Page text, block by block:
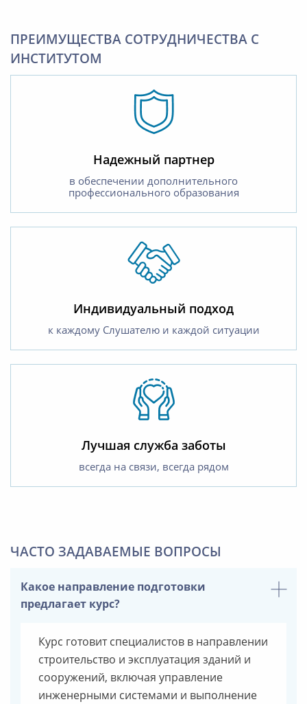
ПРЕИМУЩЕСТВА СОТРУДНИЧЕСТВА С
ИНСТИТУТОМ
Надежный партнер
в обеспечении дополнительного
профессионального образования
Индивидуальный подход
к каждому Слушателю и каждой ситуации
Лучшая служба заботы
всегда на связи, всегда рядом
ЧАСТО ЗАДАВАЕМЫЕ ВОПРОСЫ
Какое направление подготовки
предлагает курс?
Курс готовит специалистов в направлении
строительство и эксплуатация зданий и
сооружений, включая управление
инженерными системами и выполнение